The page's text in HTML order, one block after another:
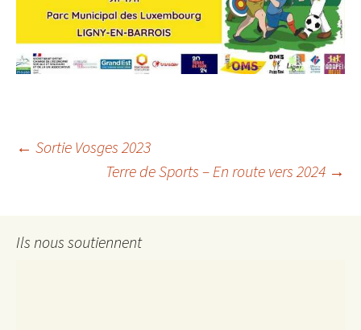
Navigation
articles
← Sortie Vosges 2023
Terre de Sports – En route vers 2024 →
Ils nous soutiennent